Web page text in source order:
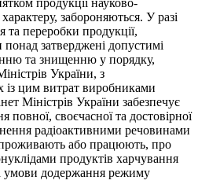
забороняються. У разі
та переробки продукції,
понад затверджені допустимі
та знищенню у порядку,
України, з
із цим витрат виробниками
Міністрів України забезпечує
своєчасної та достовірної
радіоактивними речовинами
або працюють, про
продуктів харчування
умови додержання режиму